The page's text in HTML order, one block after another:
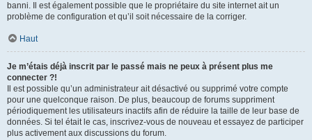
banni. Il est également possible que le propriétaire du site internet ait un
problème de configuration et qu’il soit nécessaire de la corriger.
Haut
Je m’étais déjà inscrit par le passé mais ne peux à présent plus me
connecter ?!
Il est possible qu’un administrateur ait désactivé ou supprimé votre compte
pour une quelconque raison. De plus, beaucoup de forums suppriment
périodiquement les utilisateurs inactifs afin de réduire la taille de leur base de
données. Si tel était le cas, inscrivez-vous de nouveau et essayez de participer
plus activement aux discussions du forum.